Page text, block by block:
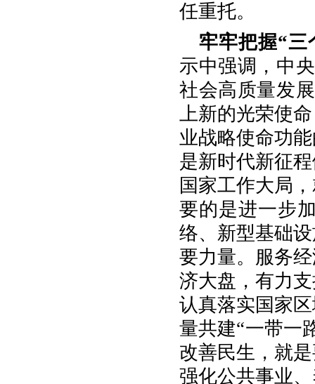
任重托。
牢牢把握“三
示中强调，中
社会高质量发
上新的光荣使
业战略使命功
是新时代新征
国家工作大局
要的是进一步
络、新型基础
要力量。服务
济大盘，有力
认真落实国家
量共建“一带一
改善民生，就
强化公共事业